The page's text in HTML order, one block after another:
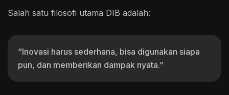
Salah satu filosofi utama DIB adalah:
“Inovasi harus sederhana, bisa digunakan siapa
pun, dan memberikan dampak nyata.”